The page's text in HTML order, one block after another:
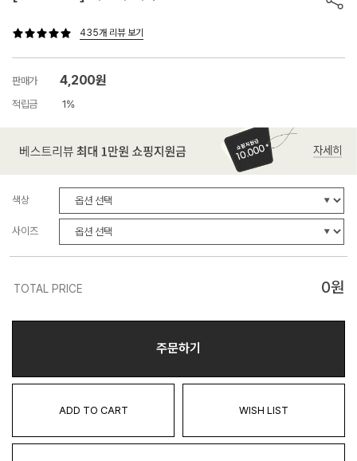
435개 리뷰 보기
판매가 4,200원
적립금 1%
색상
사이즈
TOTAL PRICE 0원
주문하기
ADD TO CART WISH LIST